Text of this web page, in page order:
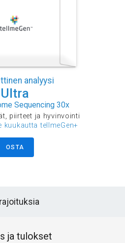
analyysi
Ultra
Sequencing 30x
piirteet ja hyvinvointi
kuukautta tellmeGen+
OSTA
ja tulokset